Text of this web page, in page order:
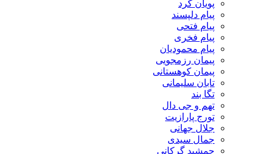
پویان کرد
پیام دلپسند
پیام فتحی
پیام فخری
پیام محمودیان
پیمان رزمجویی
پیمان کوهستانی
تابان سلیمانی
تگا بند
تهم و جی دال
تورج پارازیت
جلال جهانی
جمال سیدی
جمشید گرکانی